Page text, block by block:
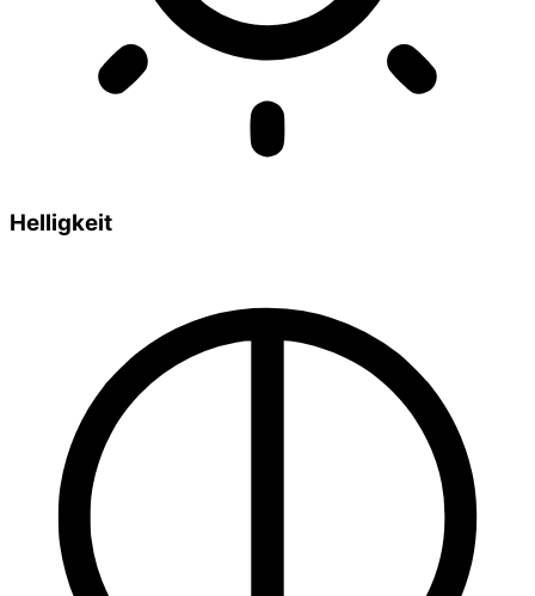
Helligkeit